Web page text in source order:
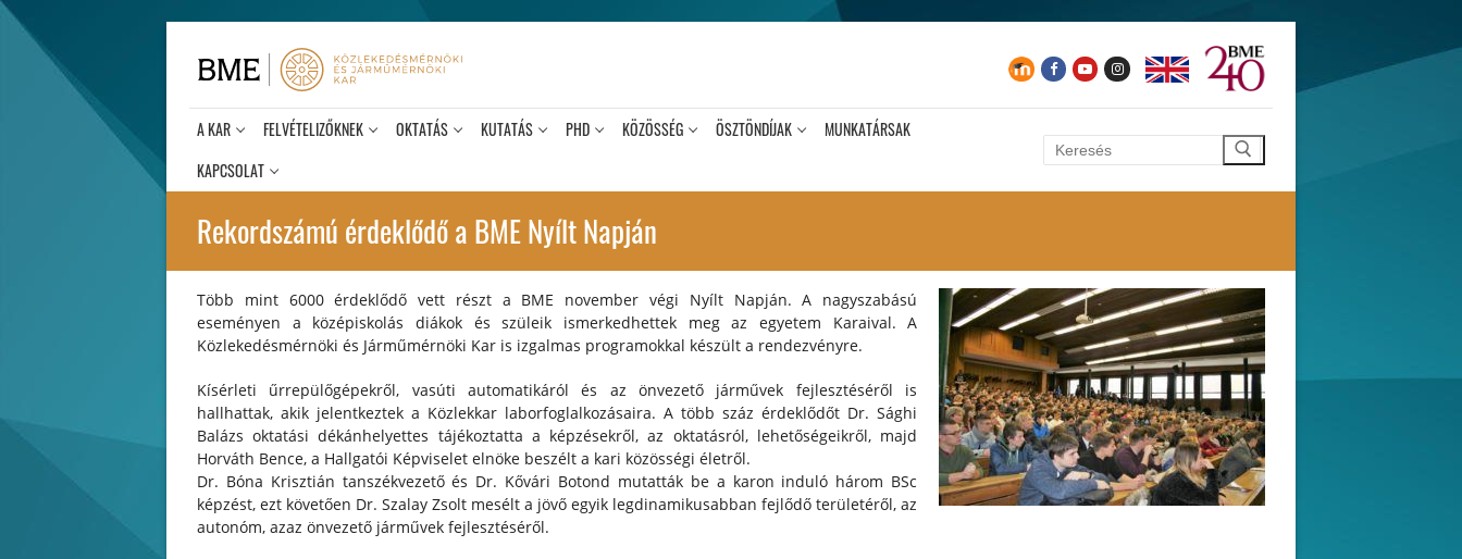
tartalomra
A KAR FELVÉTELIZŐKNEK OKTATÁS KUTATÁS PHD KÖZÖSSÉG ÖSZTÖNDÍJAK
MUNKATÁRSAK
KAPCSOLAT
Keresése:
Rekordszámú érdeklődő a BME Nyílt Napján
Több mint 6000 érdeklődő vett részt a BME november végi Nyílt Napján. A nagyszabású
eseményen a középiskolás diákok és szüleik ismerkedhettek meg az egyetem Karaival. A
Közlekedésmérnöki és Járműmérnöki Kar is izgalmas programokkal készült a rendezvényre.
Kísérleti űrrepülőgépekről, vasúti automatikáról és az önvezető járművek fejlesztéséről is
hallhattak, akik jelentkeztek a Közlekkar laborfoglalkozásaira. A több száz érdeklődőt Dr. Sághi
Balázs oktatási dékánhelyettes tájékoztatta a képzésekről, az oktatásról, lehetőségeikről, majd
Horváth Bence, a Hallgatói Képviselet elnöke beszélt a kari közösségi életről.
Dr. Bóna Krisztián tanszékvezető és Dr. Kővári Botond mutatták be a karon induló három BSc
képzést, ezt követően Dr. Szalay Zsolt mesélt a jövő egyik legdinamikusabban fejlődő területéről, az
autonóm, azaz önvezető járművek fejlesztéséről.